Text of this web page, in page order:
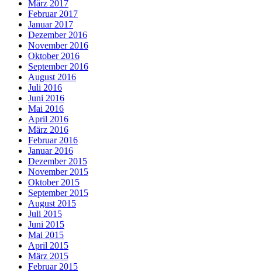
März 2017
Februar 2017
Januar 2017
Dezember 2016
November 2016
Oktober 2016
September 2016
August 2016
Juli 2016
Juni 2016
Mai 2016
April 2016
März 2016
Februar 2016
Januar 2016
Dezember 2015
November 2015
Oktober 2015
September 2015
August 2015
Juli 2015
Juni 2015
Mai 2015
April 2015
März 2015
Februar 2015